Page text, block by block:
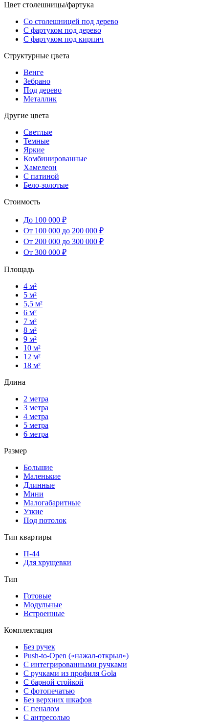
Цвет столешницы/фартука
Со столешницей под дерево
С фартуком под дерево
С фартуком под кирпич
Структурные цвета
Венге
Зебрано
Под дерево
Металлик
Другие цвета
Светлые
Темные
Яркие
Комбинированные
Хамелеон
С патиной
Бело-золотые
Стоимость
До 100 000 ₽
От 100 000 до 200 000 ₽
От 200 000 до 300 000 ₽
От 300 000 ₽
Площадь
4 м²
5 м²
5,5 м²
6 м²
7 м²
8 м²
9 м²
10 м²
12 м²
18 м²
Длина
2 метра
3 метра
4 метра
5 метра
6 метра
Размер
Большие
Маленькие
Длинные
Мини
Малогабаритные
Узкие
Под потолок
Тип квартиры
П-44
Для хрущевки
Тип
Готовые
Модульные
Встроенные
Комплектация
Без ручек
Push-to-Open («нажал-открыл»)
С интегрированными ручками
С ручками из профиля Gola
С барной стойкой
С фотопечатью
Без верхних шкафов
С пеналом
С антресолью